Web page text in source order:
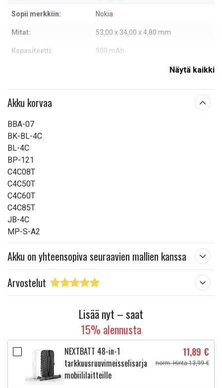
Sopii merkkiin: Nokia
Mitat: 53,00 x 34,00 x 4,80 mm
Kapasiteetti: 900 mAh
Näytä kaikki
Akku korvaa
BBA-07
BK-BL-4C
BL-4C
BP-121
C4C08T
C4C50T
C4C60T
C4C85T
JB-4C
MP-S-A2
Akku on yhteensopiva seuraavien mallien kanssa
Arvostelut
Lisää nyt – saat
15% alennusta
NEXTBATT 48-in-1
tarkkuusruuvimeisselisarja
mobiililaitteille
11,89 €
norm. Hinta 13,99 €